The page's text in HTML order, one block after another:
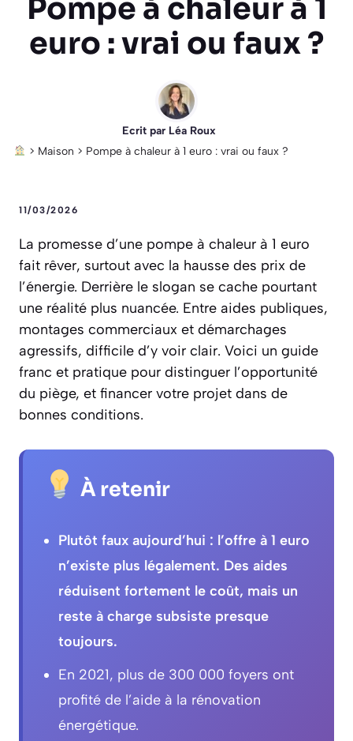
Pompe à chaleur à 1
euro : vrai ou faux ?
Ecrit par Léa Roux
> Maison > Pompe à chaleur à 1 euro : vrai ou faux ?
11/03/2026
La promesse d’une pompe à chaleur à 1 euro
fait rêver, surtout avec la hausse des prix de
l’énergie. Derrière le slogan se cache pourtant
une réalité plus nuancée. Entre aides publiques,
montages commerciaux et démarchages
agressifs, difficile d’y voir clair. Voici un guide
franc et pratique pour distinguer l’opportunité
du piège, et financer votre projet dans de
bonnes conditions.
À retenir
Plutôt faux aujourd’hui : l’offre à 1 euro
n’existe plus légalement. Des aides
réduisent fortement le coût, mais un
reste à charge subsiste presque
toujours.
En 2021, plus de 300 000 foyers ont
profité de l’aide à la rénovation
énergétique.